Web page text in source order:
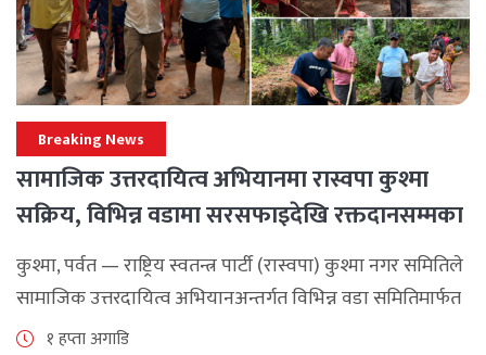
Breaking News
सामाजिक उत्तरदायित्व अभियानमा रास्वपा कुश्मा
सक्रिय, विभिन्न वडामा सरसफाइदेखि रक्तदानसम्मका
कार्यक्रम
कुश्मा, पर्वत — राष्ट्रिय स्वतन्त्र पार्टी (रास्वपा) कुश्मा नगर समितिले
सामाजिक उत्तरदायित्व अभियानअन्तर्गत विभिन्न वडा समितिमार्फत
समुदाय केन्द्रित र सेवामूलक कार्यक्रम सञ्चालन गरिरहेको जनाएको
१ हप्ता अगाडि